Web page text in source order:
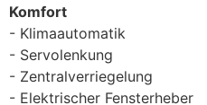
Komfort
Klimaautomatik
Servolenkung
Zentralverriegelung
Elektrischer Fensterheber